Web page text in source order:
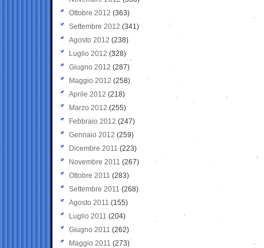
Ottobre 2012 (363)
Settembre 2012 (341)
Agosto 2012 (238)
Luglio 2012 (328)
Giugno 2012 (287)
Maggio 2012 (258)
Aprile 2012 (218)
Marzo 2012 (255)
Febbraio 2012 (247)
Gennaio 2012 (259)
Dicembre 2011 (223)
Novembre 2011 (267)
Ottobre 2011 (283)
Settembre 2011 (268)
Agosto 2011 (155)
Luglio 2011 (204)
Giugno 2011 (262)
Maggio 2011 (273)